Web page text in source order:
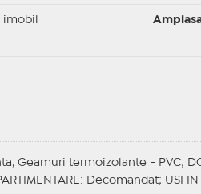
imobil
Geamuri termoizolante - PVC;
: Decomandat; USI